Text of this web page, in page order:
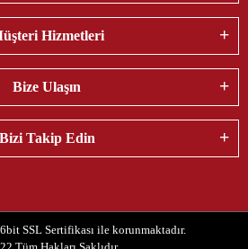
Hizmetleri
Bize Ulaşın
Bizi Takip Edin
SSL Sertifikası ile korunmaktadır.